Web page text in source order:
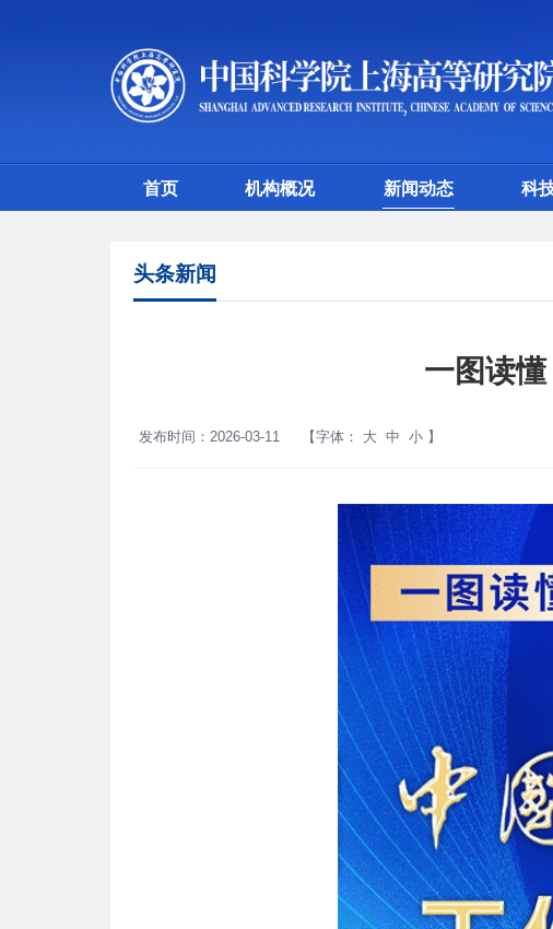
首页 机构概况 新闻动态 科
头条新闻
一图读
发布时间：2026-03-11 【字体： 大 中 小】